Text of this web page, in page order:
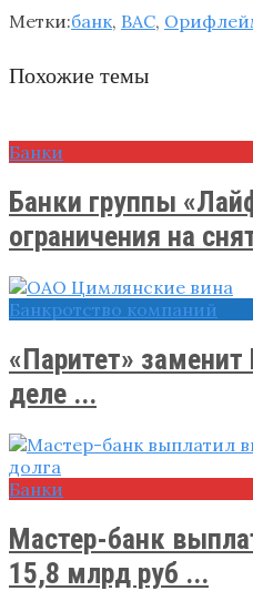
Метки:банк, ВАС,
Похожие темы
Банки
Банки группы
ограничения на
Банкротство компаний
«Паритет»
деле ...
Банки
Мастер-банк
15,8 млрд руб ...